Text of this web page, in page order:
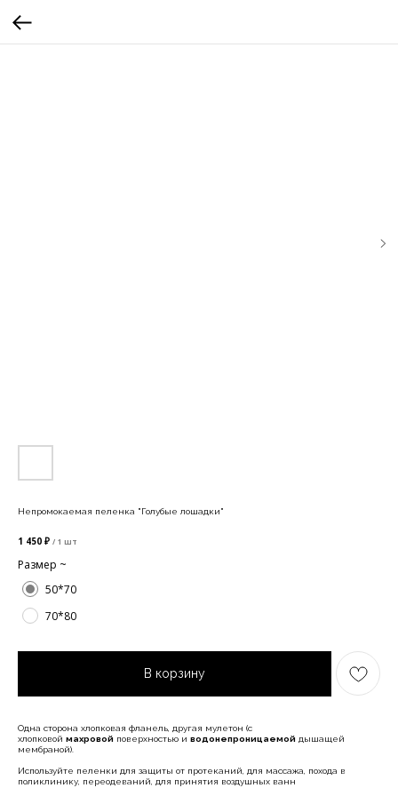
Непромокаемая пеленка "Голубые лошадки"
1 450 ₽ / 1 шт
Размер ~
50*70
70*80
В корзину
Одна сторона хлопковая фланель, другая мулетон (с
хлопковой махровой поверхностью и водонепроницаемой дышащей
мембраной).
Используйте пеленки для защиты от протеканий, для массажа, похода в
поликлинику, переодеваний, для принятия воздушных ванн